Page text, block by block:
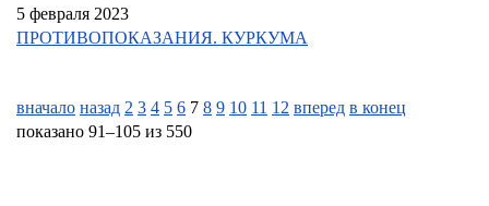
5 февраля 2023
ПРОТИВОПОКАЗАНИЯ. КУРКУМА
вначало назад 2 3 4 5 6 7 8 9 10 11 12 вперед в конец
показано 91–105 из 550